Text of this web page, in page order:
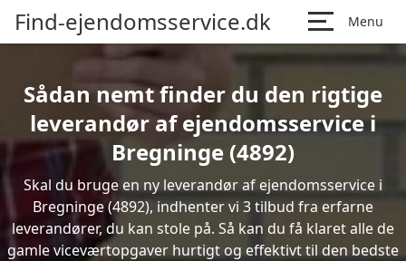
Find-ejendomsservice.dk Menu
Sådan nemt finder du den rigtige
leverandør af ejendomsservice i
Bregninge (4892)
Skal du bruge en ny leverandør af ejendomsservice i
Bregninge (4892), indhenter vi 3 tilbud fra erfarne
leverandører, du kan stole på. Så kan du få klaret alle de
gamle viceværtopgaver hurtigt og effektivt til den bedste